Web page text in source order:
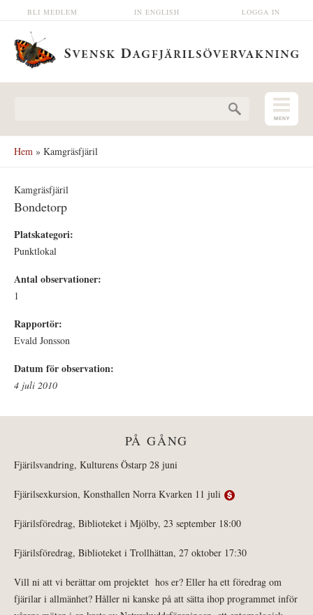
Hoppa till huvudinnehåll LOGGA IN
IN ENGLISH
BLI MEDLEM
Hem » Kamgräsfjäril
Kamgräsfjäril
Bondetorp
Platskategori:
Punktlokal
Antal observationer:
1
Rapportör:
Evald Jonsson
Datum för observation:
4 juli 2010
PÅ GÅNG
Fjärilsvandring, Kulturens Östarp 28 juni
Fjärilsexkursion, Konsthallen Norra Kvarken 11 juli
Fjärilsföredrag, Biblioteket i Mjölby, 23 september 18:00
Fjärilsföredrag, Biblioteket i Trollhättan, 27 oktober 17:30
Vill ni att vi berättar om projektet hos er? Eller ha ett föredrag om
fjärilar i allmänhet? Håller ni kanske på att sätta ihop programmet inför